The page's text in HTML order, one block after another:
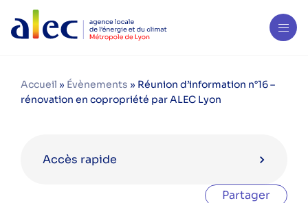
Accueil » Évènements » Réunion d’information n°16 –
rénovation en copropriété par ALEC Lyon
Accès rapide
Partager